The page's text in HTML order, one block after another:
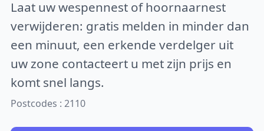
Laat uw wespennest of hoornaarnest
verwijderen: gratis melden in minder dan
een minuut, een erkende verdelger uit
uw zone contacteert u met zijn prijs en
komt snel langs.
Postcodes : 2110